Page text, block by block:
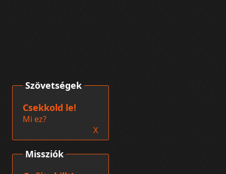
Missziók
Szövetségek
Csekkold le!
Mi ez?
X